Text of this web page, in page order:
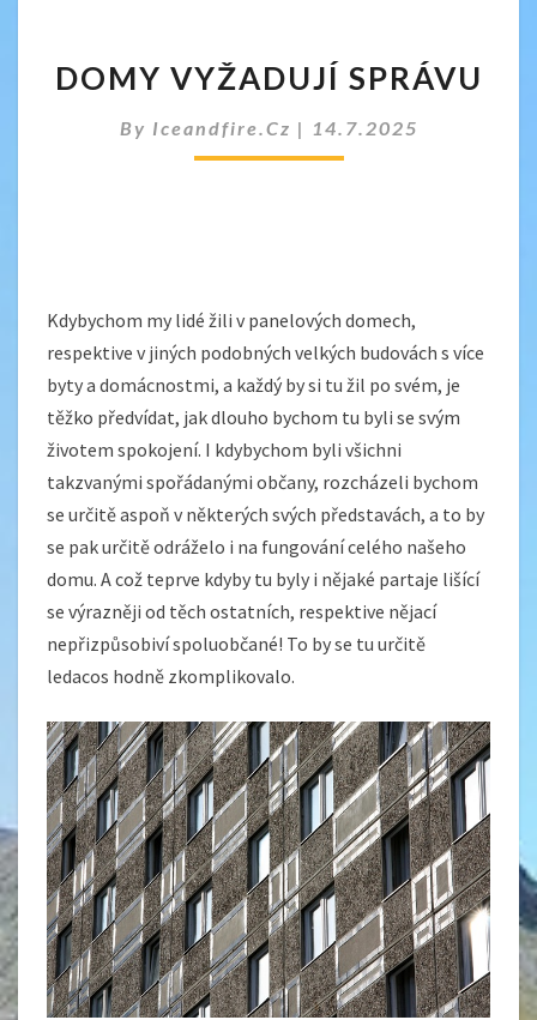
VYŽADUJÍ
DOMY VYŽADUJÍ SPRÁVU
By Iceandfire.cz | 14.7.2025
Kdybychom my lidé žili v panelových domech,
respektive v jiných podobných velkých budovách s více
byty a domácnostmi, a každý by si tu žil po svém, je
těžko předvídat, jak dlouho bychom tu byli se svým
životem spokojení. I kdybychom byli všichni
takzvanými spořádanými občany, rozcházeli bychom
se určitě aspoň v některých svých představách, a to by
se pak určitě odráželo i na fungování celého našeho
domu. A což teprve kdyby tu byly i nějaké partaje lišící
se výrazněji od těch ostatních, respektive nějací
nepřizpůsobiví spoluobčané! To by se tu určitě
ledacos hodně zkomplikovalo.